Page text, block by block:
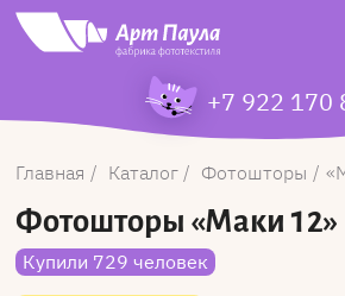
+7 922 170
Главная Каталог Фотошторы
Фотошторы «Маки 12»
Купили 729 человек